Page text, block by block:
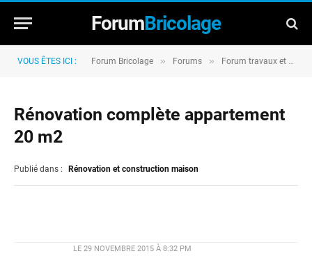
ForumBricolage
VOUS ÊTES ICI : Forum Bricolage » Forums » Forum travaux et rénovation
Rénovation complète appartement
20 m2
Publié dans : Rénovation et construction maison
LE 29 NOVEMBRE 2015 À 8:32 PM